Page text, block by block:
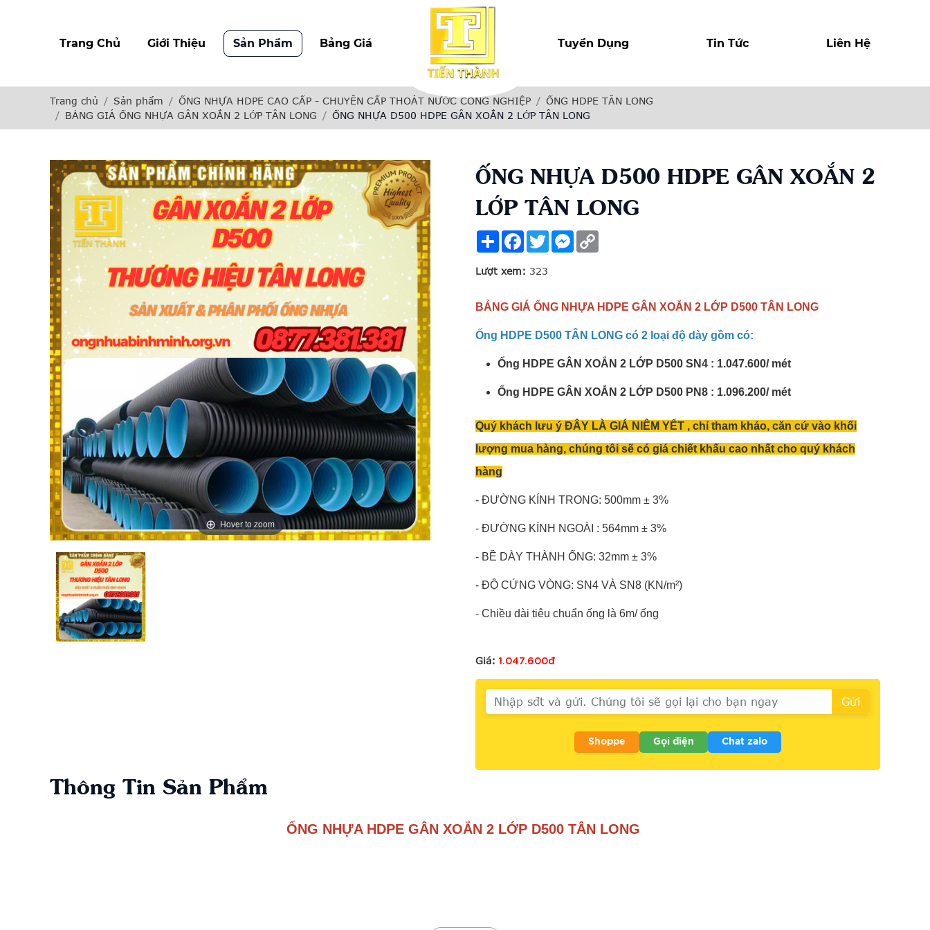
Trang Chủ Giới Thiệu Sản Phẩm Bảng Giá Tuyển Dụng Tin Tức Liên Hệ
Trang chủ Sản phẩm ỐNG NHỰA HDPE CAO CẤP - CHUYÊN CẤP THOÁT NƯỚC CÔNG NGHIỆP
ỐNG HDPE TÂN LONG
BẢNG GIÁ ỐNG NHỰA GÂN XOẮN 2 LỚP TÂN LONG
ỐNG NHỰA D500 HDPE GÂN XOẮN 2 LỚP TÂN LONG
Hover to zoom
ỐNG NHỰA D500 HDPE GÂN XOẮN 2
LỚP TÂN LONG
ShareFacebook
TwitterMessenger
Lượt xem: 323
BẢNG GIÁ ỐNG NHỰA HDPE GÂN XOẮN 2 LỚP D500 TÂN LONG
Ống HDPE D500 TÂN LONG có 2 loại độ dày gồm có:
Ống HDPE GÂN XOẮN 2 LỚP D500 SN4 : 1.047.600/ mét
Ống HDPE GÂN XOẮN 2 LỚP D500 PN8 : 1.096.200/ mét
Quý khách lưu ý ĐÂY LÀ GIÁ NIÊM YẾT , chỉ tham khảo, căn cứ vào khối
lượng mua hàng, chúng tôi sẽ có giá chiết khấu cao nhất cho quý khách
hàng
- ĐƯỜNG KÍNH TRONG: 500mm ± 3%
- ĐƯỜNG KÍNH NGOÀI : 564mm ± 3%
- BỀ DÀY THÀNH ỐNG: 32mm ± 3%
- ĐỘ CỨNG VÒNG: SN4 VÀ SN8 (KN/m²)
- Chiều dài tiêu chuẩn ống là 6m/ ống
Giá: 1.047.600đ
Shoppe Gọi điện Chat zalo
Thông Tin Sản Phẩm
ỐNG NHỰA HDPE GÂN XOẮN 2 LỚP D500 TÂN LONG